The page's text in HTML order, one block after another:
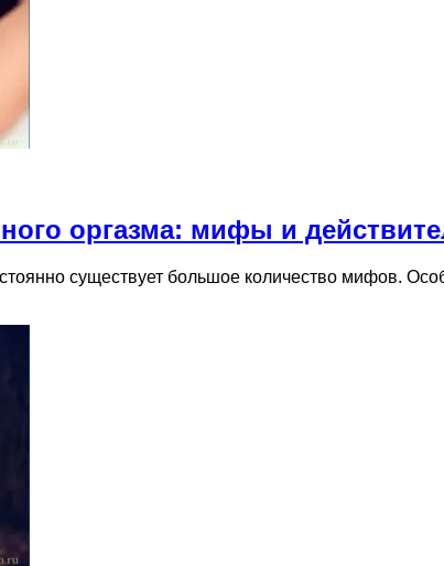
оргазма: мифы и
существует большое количество мифов.